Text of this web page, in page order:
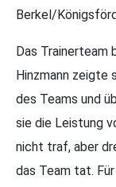
Berkel/
Das Trainerteam
Hinzmann zeigte
des Teams und
sie die Leistung
nicht traf, aber
das Team tat.